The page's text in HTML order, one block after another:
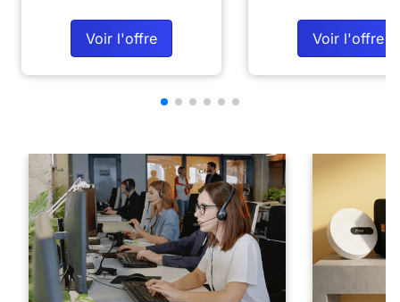
Voir l'offre Voir l'offre